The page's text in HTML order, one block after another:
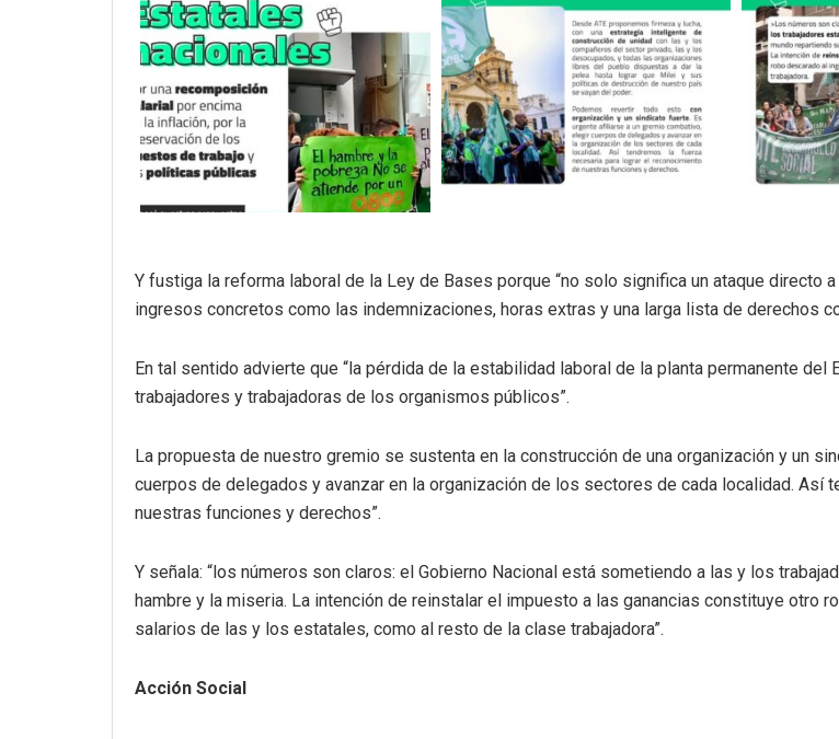
Y fustiga la reforma laboral de la Ley de Bases porque “no solo significa un ataque directo
ingresos concretos como las indemnizaciones, horas extras y una larga lista de derechos
En tal sentido advierte que “la pérdida de la estabilidad laboral de la planta permanente
trabajadores y trabajadoras de los organismos públicos”.
La propuesta de nuestro gremio se sustenta en la construcción de una organización y un
cuerpos de delegados y avanzar en la organización de los sectores de cada localidad. Así
nuestras funciones y derechos”.
Y señala: “los números son claros: el Gobierno Nacional está sometiendo a las y los
hambre y la miseria. La intención de reinstalar el impuesto a las ganancias constituye otro
salarios de las y los estatales, como al resto de la clase trabajadora”.
Acción Social